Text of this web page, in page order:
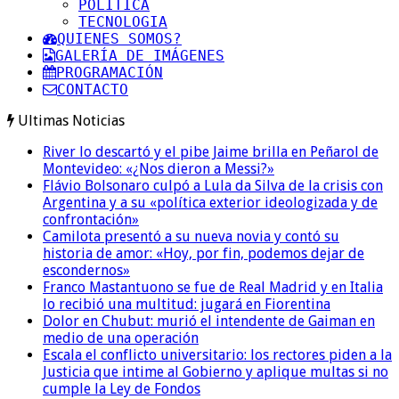
POLITICA
TECNOLOGIA
QUIENES SOMOS?
GALERÍA DE IMÁGENES
PROGRAMACIÓN
CONTACTO
Ultimas Noticias
River lo descartó y el pibe Jaime brilla en Peñarol de
Montevideo: «¿Nos dieron a Messi?»
Flávio Bolsonaro culpó a Lula da Silva de la crisis con
Argentina y a su «política exterior ideologizada y de
confrontación»
Camilota presentó a su nueva novia y contó su
historia de amor: «Hoy, por fin, podemos dejar de
escondernos»
Franco Mastantuono se fue de Real Madrid y en Italia
lo recibió una multitud: jugará en Fiorentina
Dolor en Chubut: murió el intendente de Gaiman en
medio de una operación
Escala el conflicto universitario: los rectores piden a la
Justicia que intime al Gobierno y aplique multas si no
cumple la Ley de Fondos